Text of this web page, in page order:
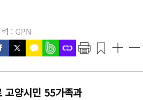
: GPN
고양시민 55가족과